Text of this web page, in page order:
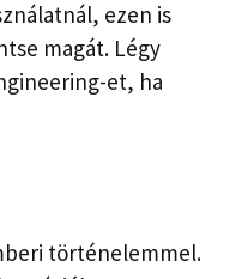
ezen is
magát. Légy
et, ha
történelemmel.